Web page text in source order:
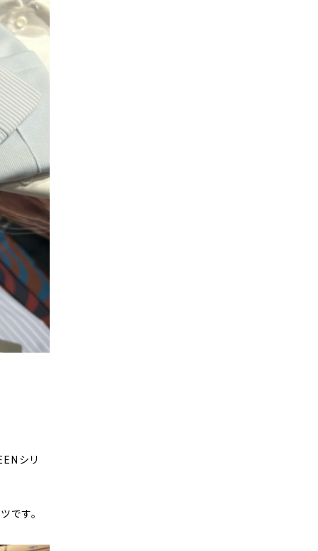
シリ
です。